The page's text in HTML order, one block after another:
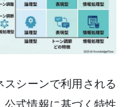
スシーンで利用される